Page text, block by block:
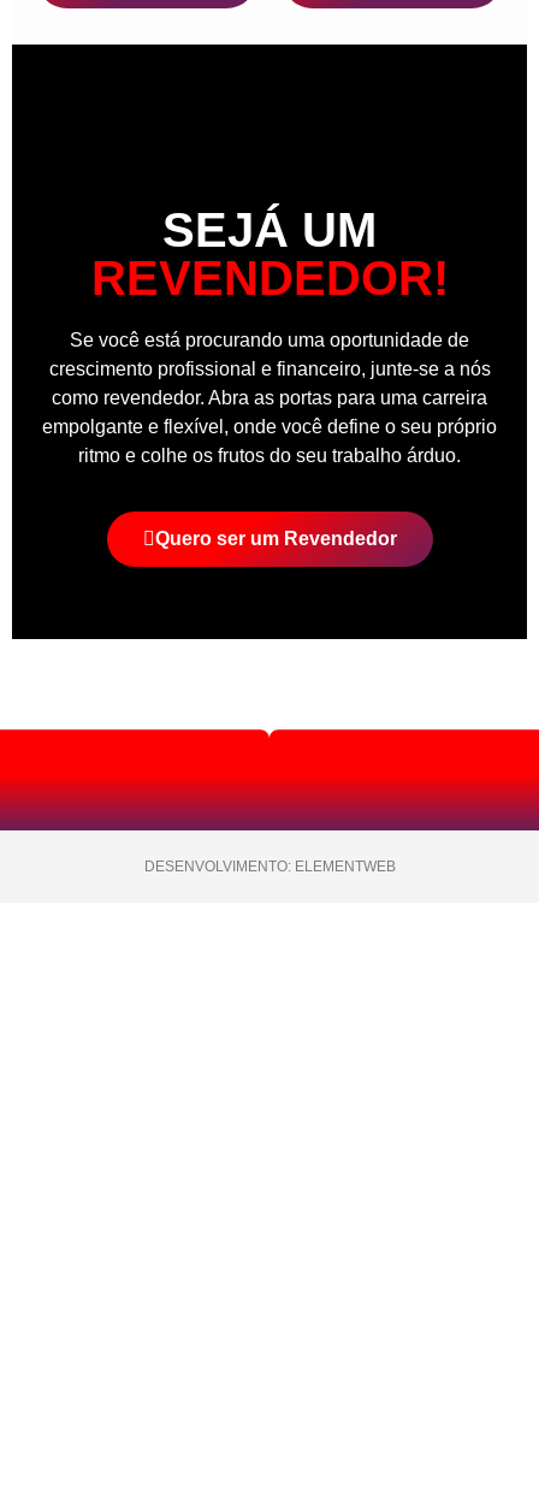
SEJÁ UM
REVENDEDOR!
Se você está procurando uma oportunidade de
crescimento profissional e financeiro, junte-se a nós
como revendedor. Abra as portas para uma carreira
empolgante e flexível, onde você define o seu próprio
ritmo e colhe os frutos do seu trabalho árduo.
Quero ser um Revendedor
DESENVOLVIMENTO: ELEMENTWEB